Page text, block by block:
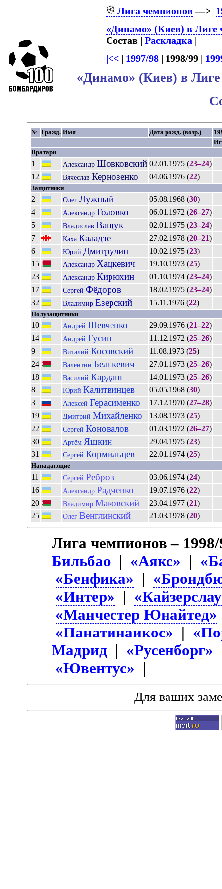
Лига чемпионов—>
«Динамо» (Киев) в Лиге
Состав |Раскладка |
|<< | 1997/98 | 1998/99 |
«Динамо» (Киев) в
№ Гражд. Имя Дата рожд. (возр.)
Вратари
1 Александр Шовковский 02.01.1975 (23–24)
12
Вячеслав Кернозенко 04.06.1976 (22)
Защитники
2 Олег Лужный 05.08.1968 (30)
4
Александр Головко 06.01.1972 (26–27)
5
Владислав Ващук 02.01.1975 (23–24)
7
Каха Каладзе 27.02.1978 (20–21)
6
Юрий Дмитрулин 10.02.1975 (23)
15
Александр Хацкевич 19.10.1973 (25)
23
Александр Кирюхин 01.10.1974 (23–24)
17
Сергей Фёдоров 18.02.1975 (23–24)
32
Владимир Езерский 15.11.1976 (22)
Полузащитники
10 Андрей Шевченко 29.09.1976 (21–22)
14
Андрей Гусин 11.12.1972 (25–26)
9
Виталий Косовский 11.08.1973 (25)
24
Валентин Белькевич 27.01.1973 (25–26)
18
Василий Кардаш 14.01.1973 (25–26)
8
Юрий Калитвинцев 05.05.1968 (30)
3
Алексей Герасименко 17.12.1970 (27–28)
19
Дмитрий Михайленко 13.08.1973 (25)
22
Сергей Коновалов 01.03.1972 (26–27)
30
Артём Яшкин 29.04.1975 (23)
31
Сергей Кормильцев 22.01.1974 (25)
Нападающие
11 Сергей Ребров 03.06.1974 (24)
16
Александр Радченко 19.07.1976 (22)
20
Владимир Маковский 23.04.1977 (21)
25
Олег Венглинский 21.03.1978 (20)
Лига чемпионов –
Бильбао | «Аякс» |
«Бенфика» |
«Интер» |
«Манчестер Юнайтед»
«Панатинаикос» |
Мадрид | «Русенборг»
«Ювентус» |
Для ваших